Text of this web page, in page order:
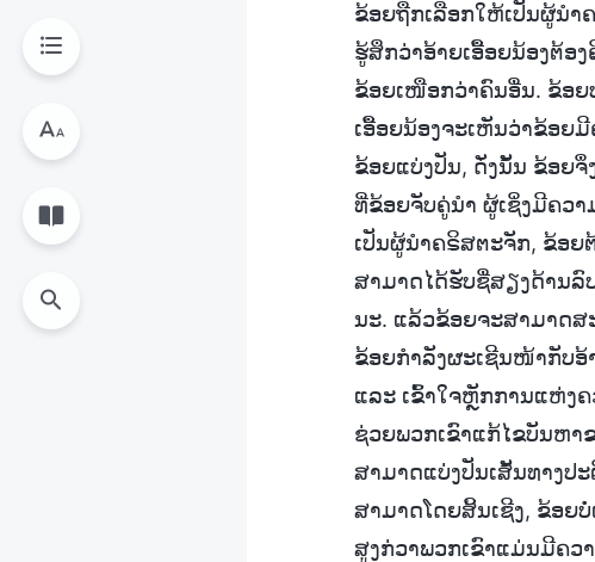
ຂ້ອຍຖືກເລືອກໃຫ້ເປັນຜູ້ນຳ
ຮູ້ສຶກວ່າອ້າຍເອື້ອຍນ້ອງຕ້
ຂ້ອຍເໜືອກວ່າຄົນອື່ນ. ຂ້ອຍ
ເອື້ອຍນ້ອງຈະເຫັນວ່າຂ້ອຍ
ຂ້ອຍແບ່ງປັນ, ດັ່ງນັ້ນ ຂ້ອຍ
ທີ່ຂ້ອຍຈັບຄູ່ນຳ ຜູ້ເຊິ່ງມີຄວ
ເປັນຜູ້ນຳຄຣິສຕະຈັກ, ຂ້ອຍ
ສາມາດໄດ້ຮັບຊື່ສຽງດ້ານລົ
ນະ. ແລ້ວຂ້ອຍຈະສາມາດສ
ຂ້ອຍກຳລັງຜະເຊີນໜ້າກັບ
ແລະ ເຂົ້າໃຈຫຼັກການແຫ່ງ
ຊ່ວຍພວກເຂົາແກ້ໄຂບັນຫາ
ສາມາດແບ່ງປັນເສັ້ນທາງປ
ສາມາດໂດຍສິ້ນເຊີງ, ຂ້ອ
ສູງກ່ວາພວກເຂົາແມ່ນມີຄວ